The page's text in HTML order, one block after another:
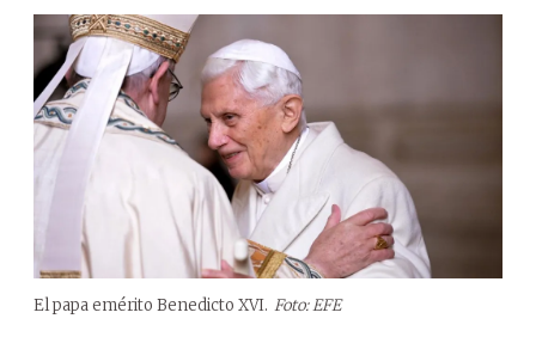
El papa emérito Benedicto XVI. Foto: EFE